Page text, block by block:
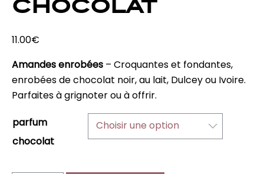
11.00€
Amandes enrobées – Croquantes et fondantes,
enrobées de chocolat noir, au lait, Dulcey ou Ivoire.
Parfaites à grignoter ou à offrir.
parfum
chocolat
Choisir une option